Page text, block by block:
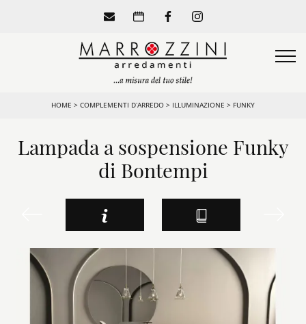
HOME > COMPLEMENTI D’ARREDO > ILLUMINAZIONE > FUNKY
Lampada a sospensione Funky
di Bontempi